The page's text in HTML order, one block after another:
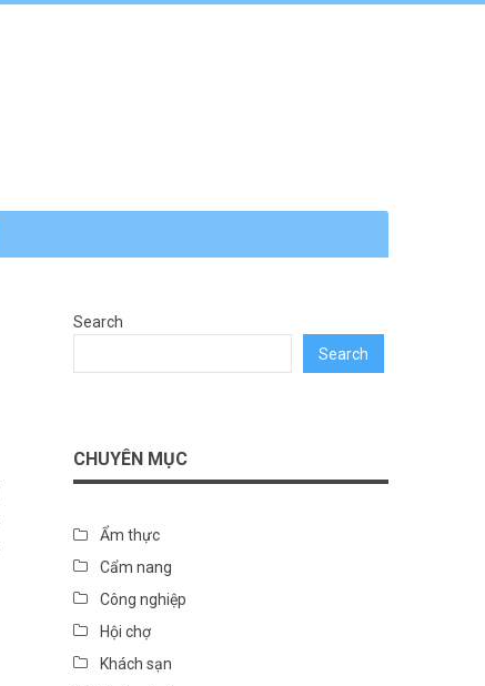
Search
Search
CHUYÊN MỤC
Ẩm thực
Cẩm nang
Công nghiệp
Hội chợ
Khách sạn